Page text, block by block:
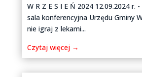
W R Z E S I E Ń 2024 12.09.2024 r.
sala konferencyjna Urzędu Gminy
nie igraj z lekami...
Czytaj więcej →